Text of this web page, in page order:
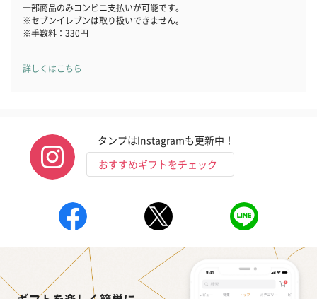
一部商品のみコンビニ支払いが可能です。
※セブンイレブンは取り扱いできません。
※手数料：330円
詳しくはこちら
タンプはInstagramも更新中！
おすすめギフトをチェック